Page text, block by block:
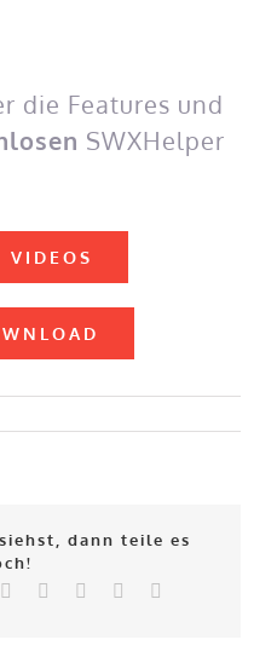
die Features und
SWXHelper
VIDEOS
dann teile es
WhatsApp
TumblrPinterest